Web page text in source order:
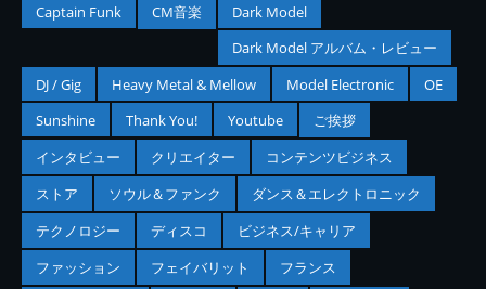
Captain Funk CM音楽
Dark Model
Dark Model アルバム・レビュー
DJ / Gig
Heavy Metal & Mellow Model Electronic
OE
Sunshine
Thank You! Youtube
ご挨拶
インタビュー
クリエイター
コンテンツビジネス
ストア
ソウル＆ファンク
ダンス＆エレクトロニック
テクノロジー
ディスコ
ビジネス/キャリア
ファッション
フェイバリット フランス